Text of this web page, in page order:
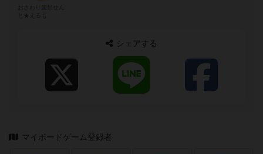
シェアする
マイボードゲーム登録者